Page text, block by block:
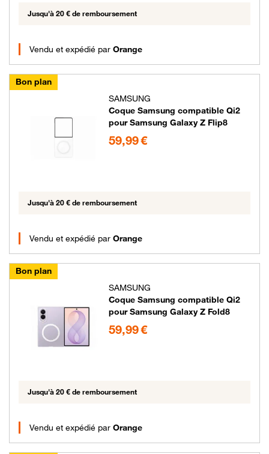
Jusqu'à 20 € de remboursement
Vendu et expédié par Orange
Bon plan
SAMSUNG
Coque Samsung compatible Qi2
pour Samsung Galaxy Z Flip8
59,99 €
Jusqu'à 20 € de remboursement
Vendu et expédié par Orange
Bon plan
SAMSUNG
Coque Samsung compatible Qi2
pour Samsung Galaxy Z Fold8
59,99 €
Jusqu'à 20 € de remboursement
Vendu et expédié par Orange